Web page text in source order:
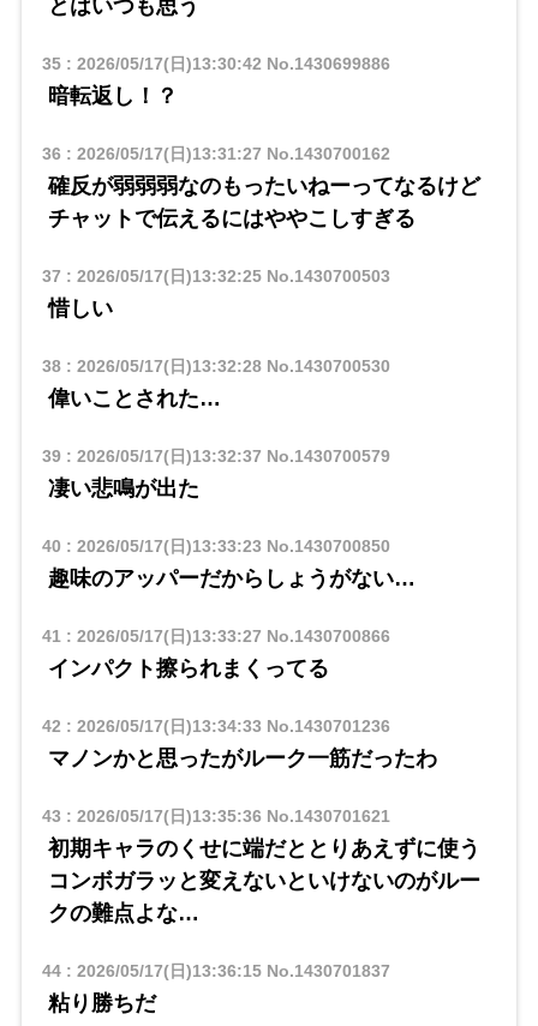
とはいつも思う
35: 2026/05/17(日)13:30:42 No.1430699886
暗転返し！？
36 : 2026/05/17(日)13:31:27 No.1430700162
確反が弱弱弱なのもったいねーってなるけど
チャットで伝えるにはややこしすぎる
37 : 2026/05/17(日)13:32:25No.1430700503
惜しい
38: 2026/05/17(日)13:32:28No.1430700530
偉いことされた…
39: 2026/05/17(日)13:32:37 No.1430700579
凄い悲鳴が出た
40 : 2026/05/17(日)13:33:23 No.1430700850
趣味のアッパーだからしょうがない…
41 : 2026/05/17(日)13:33:27 No.1430700866
インパクト擦られまくってる
42 : 2026/05/17(日)13:34:33 No.1430701236
マノンかと思ったがルーク一筋だったわ
43 : 2026/05/17(日)13:35:36 No.1430701621
初期キャラのくせに端だととりあえずに使う
コンボガラッと変えないといけないのがルー
クの難点よな…
44: 2026/05/17(日)13:36:15No.1430701837
粘り勝ちだ